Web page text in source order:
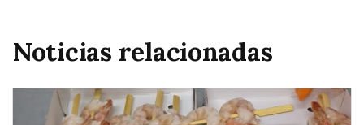
Noticias relacionadas